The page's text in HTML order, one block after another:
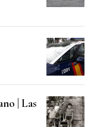
| Las